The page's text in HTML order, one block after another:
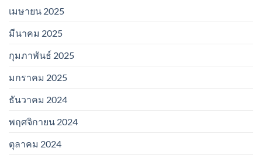
เมษายน 2025
มีนาคม 2025
กุมภาพันธ์ 2025
มกราคม 2025
ธันวาคม 2024
พฤศจิกายน 2024
ตุลาคม 2024